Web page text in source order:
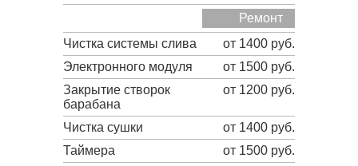
Ремонт
Чистка системы слива
от 1400 руб.
Электронного модуля
от 1500 руб.
Закрытие створок
барабана
от 1200 руб.
Чистка сушки
от 1400 руб.
Таймера
от 1500 руб.